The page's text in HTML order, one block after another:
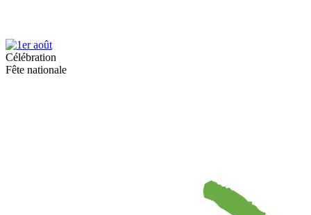
Célébration
Fête nationale